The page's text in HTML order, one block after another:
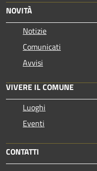
NOVITÀ
Notizie
Comunicati
Avvisi
VIVERE IL COMUNE
Luoghi
Eventi
CONTATTI